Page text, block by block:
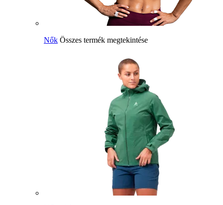
Nők Összes termék megtekintése